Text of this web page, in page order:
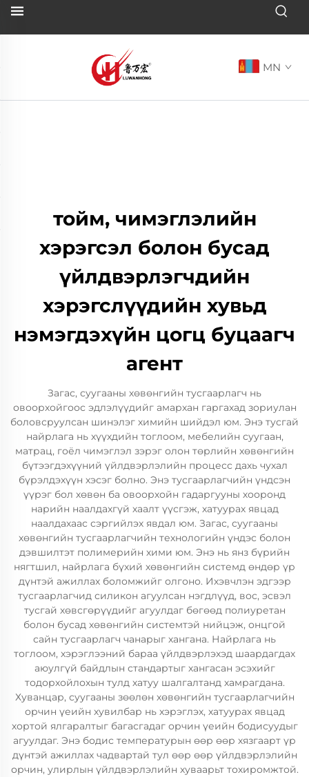
MN
тойм, чимэглэлийн
хэрэгсэл болон бусад
үйлдвэрлэгчдийн
хэрэгслүүдийн хувьд
нэмэгдэхүйн цогц буцаагч
агент
Загас, суугааны хөвөнгийн тусгаарлагч нь
овоорхойгоос эдлэлүүдийг амархан гаргахад зориулан
боловсруулсан шинэлэг химийн шийдэл юм. Энэ тусгай
найрлага нь хүүхдийн тоглоом, мебелийн суугаан,
матрац, гоёл чимэглэл зэрэг олон төрлийн хөвөнгийн
бүтээгдэхүүний үйлдвэрлэлийн процесс дахь чухал
бүрэлдэхүүн хэсэг болно. Энэ тусгаарлагчийн үндсэн
үүрэг бол хөвөн ба овоорхойн гадаргууны хооронд
нарийн наалдахгүй хаалт үүсгэж, хатуурах явцад
наалдахаас сэргийлэх явдал юм. Загас, суугааны
хөвөнгийн тусгаарлагчийн технологийн үндэс болон
дэвшилтэт полимерийн хими юм. Энэ нь янз бүрийн
нягтшил, найрлага бүхий хөвөнгийн системд өндөр үр
дүнтэй ажиллах боломжийг олгоно. Ихэвчлэн эдгээр
тусгаарлагчид силикон агуулсан нэгдлүүд, вос, эсвэл
тусгай хөвсгөрүүдийг агуулдаг бөгөөд полиуретан
болон бусад хөвөнгийн системтэй нийцэж, онцгой
сайн тусгаарлагч чанарыг хангана. Найрлага нь
тоглоом, хэрэглээний бараа үйлдвэрлэхэд шаардагдах
аюулгүй байдлын стандартыг хангасан эсэхийг
тодорхойлохын тулд хатуу шалгалтанд хамрагдана.
Хуванцар, суугааны зөөлөн хөвөнгийн тусгаарлагчийн
орчин үеийн хувилбар нь хэрэглэх, хатуурах явцад
хортой ялгаралтыг багасгадаг орчин үеийн бодисуудыг
агуулдаг. Энэ бодис температурын өөр өөр хязгаарт үр
дүнтэй ажиллах чадвартай тул өөр өөр үйлдвэрлэлийн
орчин, улирлын үйлдвэрлэлийн хуваарьт тохиромжтой.